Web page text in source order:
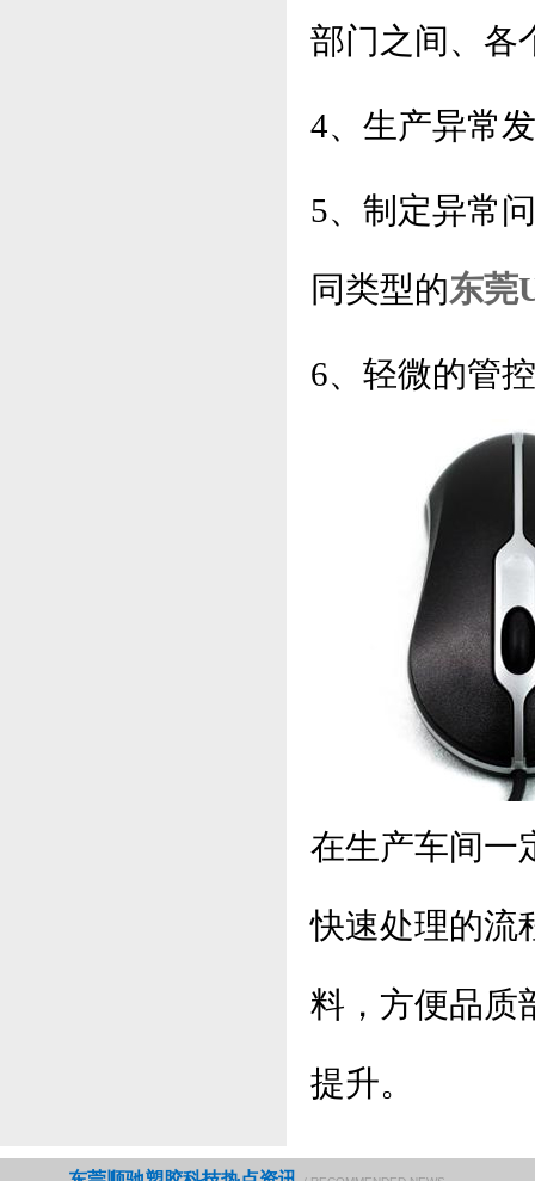
部门之间、各
4、生产异常
5、制定异常
同类型的东莞
6、轻微的管
在生产车间一
快速处理的流
料，方便品质
提升。